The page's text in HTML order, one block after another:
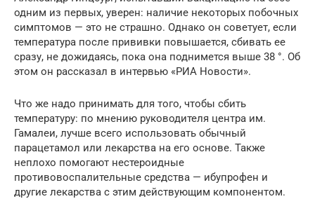
одним из первых, уверен: наличие некоторых побочных
симптомов — это не страшно. Однако он советует, если
температура после прививки повышается, сбивать ее
сразу, не дожидаясь, пока она поднимется выше 38 °. Об
этом он рассказал в интервью «РИА Новости».
Что же надо принимать для того, чтобы сбить
температуру: по мнению руководителя центра им.
Гамалеи, лучше всего использовать обычный
парацетамол или лекарства на его основе. Также
неплохо помогают нестероидные
противовоспалительные средства — ибупрофен и
другие лекарства с этим действующим компонентом.